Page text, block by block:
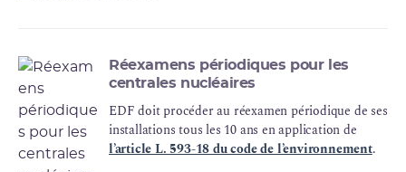
Réexamens périodiques pour les
centrales nucléaires
EDF doit procéder au réexamen périodique de ses
installations tous les 10 ans en application de
l’article L. 593-18 du code de l’environnement.